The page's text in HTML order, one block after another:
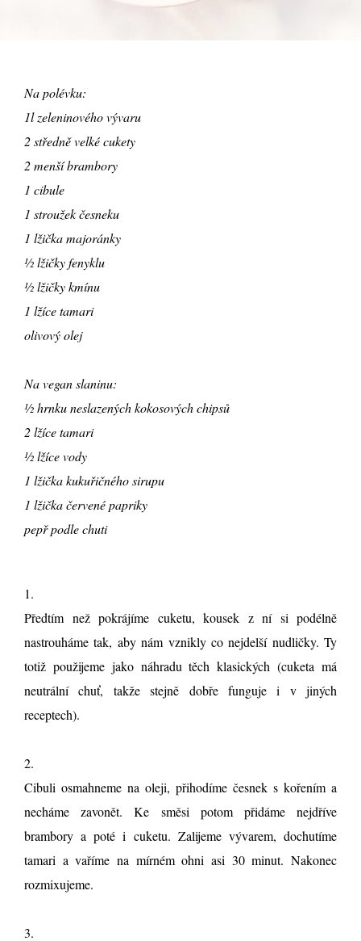
Na polévku:
1l zeleninového vývaru
2 středně velké cukety
2 menší brambory
1 cibule
1 stroužek česneku
1 lžička majoránky
½ lžičky fenyklu
½ lžičky kmínu
1 lžíce tamari
olivový olej
Na vegan slaninu:
½ hrnku neslazených kokosových chipsů
2 lžíce tamari
½ lžíce vody
1 lžička kukuřičného sirupu
1 lžička červené papriky
pepř podle chuti
1.
Předtím než pokrájíme cuketu, kousek z ní si podélně
nastrouháme tak, aby nám vznikly co nejdelší nudličky. Ty
totiž použijeme jako náhradu těch klasických (cuketa má
neutrální chuť, takže stejně dobře funguje i v jiných
receptech).
2.
Cibuli osmahneme na oleji, přihodíme česnek s kořením a
necháme zavonět. Ke směsi potom přidáme nejdříve
brambory a poté i cuketu. Zalijeme vývarem, dochutíme
tamari a vaříme na mírném ohni asi 30 minut. Nakonec
rozmixujeme.
3.